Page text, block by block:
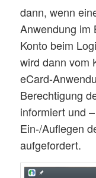
dann, wenn
Anwendung im
Konto beim
wird dann vom
eCard-
Berechtigung
informiert und
Ein-/Auflegen
aufgefordert.